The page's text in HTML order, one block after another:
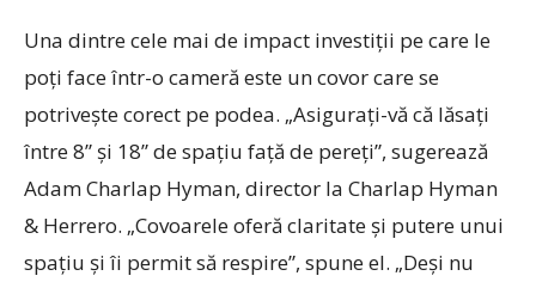
Una dintre cele mai de impact investiții pe care le
poți face într-o cameră este un covor care se
potrivește corect pe podea. „Asigurați-vă că lăsați
între 8” și 18” de spațiu față de pereți”, sugerează
Adam Charlap Hyman, director la Charlap Hyman
& Herrero. „Covoarele oferă claritate și putere unui
spațiu și îi permit să respire”, spune el. „Deși nu